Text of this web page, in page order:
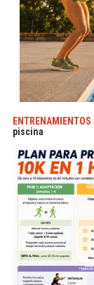
ENTRENAMIENTOS
piscina